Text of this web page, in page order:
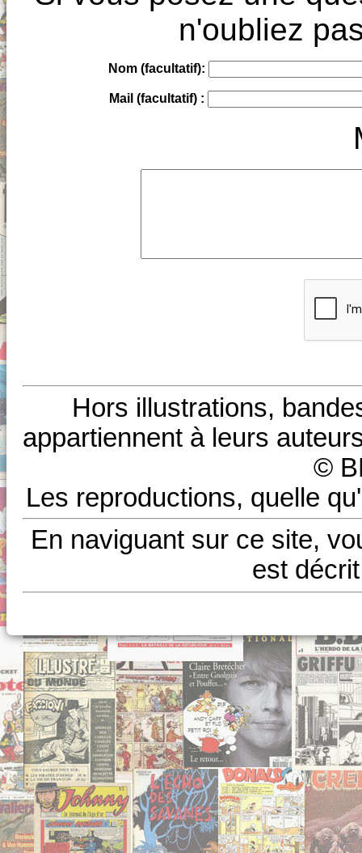
n'oubliez
Nom (facultatif):
Mail (facultatif) :
Hors illustrations,
appartiennent à leurs
©
Les reproductions, quelle
En naviguant sur ce site,
est